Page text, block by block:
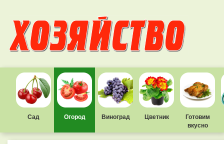
Сад Огород Виноград Цветник
Готовим
вкусно